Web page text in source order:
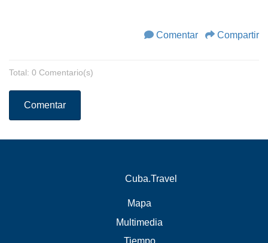
Comentar Compartir
Total: 0 Comentario(s)
Comentar
Cuba.Travel
Mapa
Multimedia